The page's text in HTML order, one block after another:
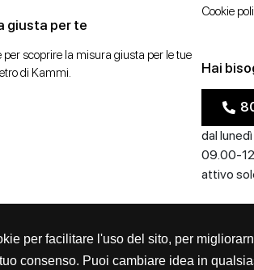
per facilitare l'uso del sito, per
consenso. Puoi cambiare idea in
giusta per te
per scoprire la misura giusta per le tue
di Kammi.
Cookie
Hai
dal
09.00-
attivo